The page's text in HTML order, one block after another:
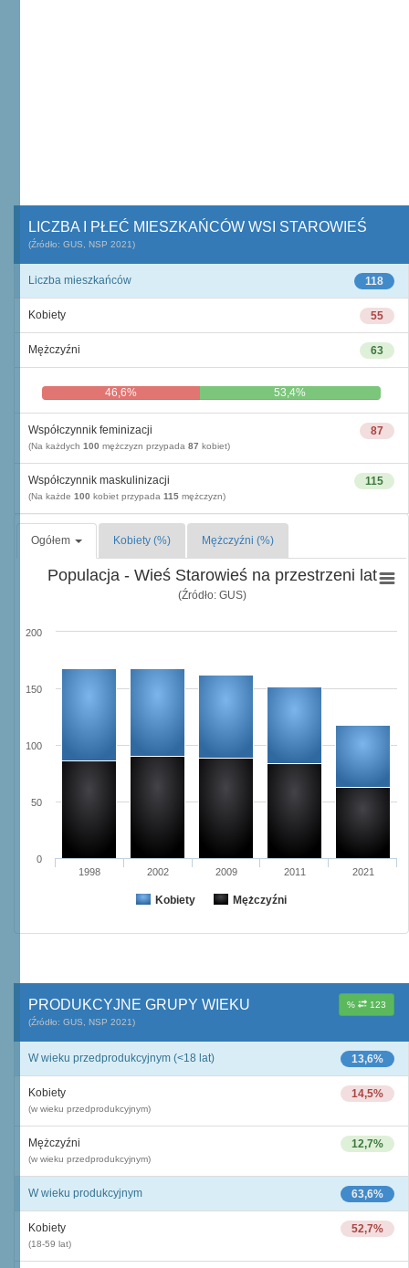
LICZBA I PŁEĆ MIESZKAŃCÓW WSI STAROWIEŚ
(Źródło: GUS, NSP 2021)
118
Liczba mieszkańców
55
Kobiety
63
Mężczyźni
46,6% 53,4%
87
Współczynnik feminizacji
(Na każdych 100 mężczyzn przypada 87 kobiet)
115
Współczynnik maskulinizacji
(Na każde 100 kobiet przypada 115 mężczyzn)
Ogółem Kobiety (%) Mężczyźni (%)
Populacja - Wieś Starowieś na przestrzeni lat
(Źródło: GUS)
Kobiety Mężczyźni
1998 2002 2009 2011 2021
0
50
100
150
200
% 123
PRODUKCYJNE GRUPY WIEKU
(Źródło: GUS, NSP 2021)
13,6%
W wieku przedprodukcyjnym (<18 lat)
14,5%
Kobiety
(w wieku przedprodukcyjnym)
12,7%
Mężczyźni
(w wieku przedprodukcyjnym)
63,6%
W wieku produkcyjnym
52,7%
Kobiety
(18-59 lat)